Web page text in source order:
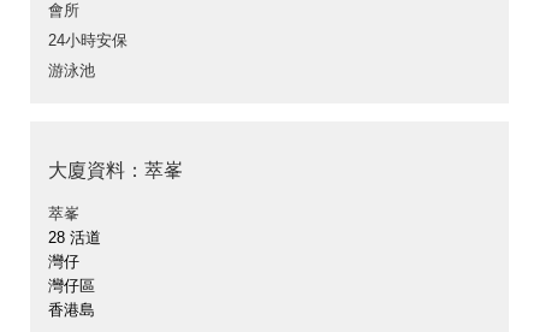
會所
24小時安保
游泳池
大廈資料：萃峯
萃峯
28 活道
灣仔
灣仔區
香港島